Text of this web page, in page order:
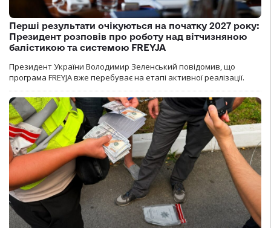
Перші результати очікуються на початку 2027 року:
Президент розповів про роботу над вітчизняною
балістикою та системою FREYJA
Президент України Володимир Зеленський повідомив, що
програма FREYJA вже перебуває на етапі активної реалізації.